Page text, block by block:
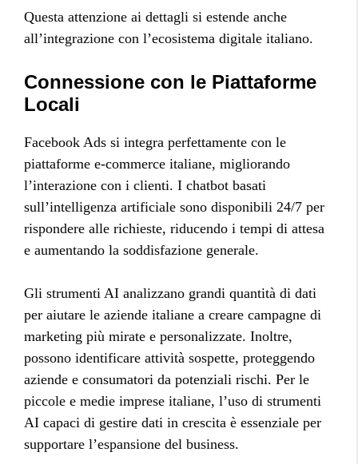
Questa attenzione ai dettagli si estende anche
all’integrazione con l’ecosistema digitale italiano.
Connessione con le Piattaforme
Locali
Facebook Ads si integra perfettamente con le
piattaforme e-commerce italiane, migliorando
l’interazione con i clienti. I chatbot basati
sull’intelligenza artificiale sono disponibili 24/7 per
rispondere alle richieste, riducendo i tempi di attesa
e aumentando la soddisfazione generale.
Gli strumenti AI analizzano grandi quantità di dati
per aiutare le aziende italiane a creare campagne di
marketing più mirate e personalizzate. Inoltre,
possono identificare attività sospette, proteggendo
aziende e consumatori da potenziali rischi. Per le
piccole e medie imprese italiane, l’uso di strumenti
AI capaci di gestire dati in crescita è essenziale per
supportare l’espansione del business.